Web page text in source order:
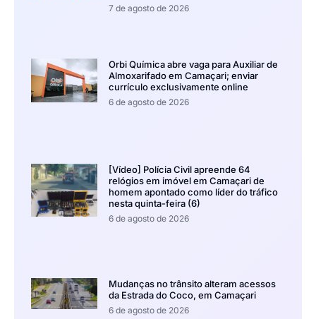
7 de agosto de 2026
Orbi Química abre vaga para Auxiliar de
Almoxarifado em Camaçari; enviar
currículo exclusivamente online
6 de agosto de 2026
[Vídeo] Polícia Civil apreende 64
relógios em imóvel em Camaçari de
homem apontado como líder do tráfico
nesta quinta-feira (6)
6 de agosto de 2026
Mudanças no trânsito alteram acessos
da Estrada do Coco, em Camaçari
6 de agosto de 2026